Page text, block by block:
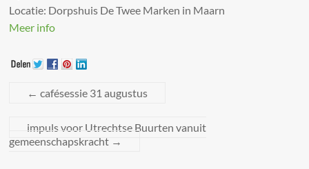
Locatie: Dorpshuis De Twee Marken in Maarn
Meer info
← cafésessie 31 augustus
impuls voor Utrechtse Buurten vanuit
gemeenschapskracht →